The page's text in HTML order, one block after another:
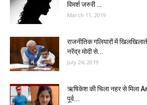
विमर्श जरुरी …
March 11, 2019
राजनीतिक गलियारों में
नरेंद्र मोदी से...
July 24, 2019
ऋषिकेश की चिला नहर से मिला
पूर्व...